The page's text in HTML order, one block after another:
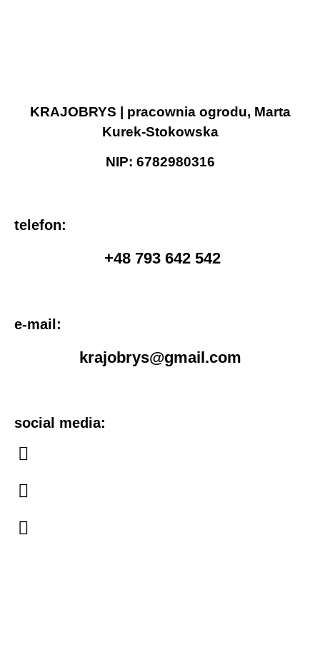
KRAJOBRYS | pracownia ogrodu, Marta
Kurek-Stokowska
NIP: 6782980316
telefon:
+48 793 642 542
e-mail:
krajobrys@gmail.com
social media: